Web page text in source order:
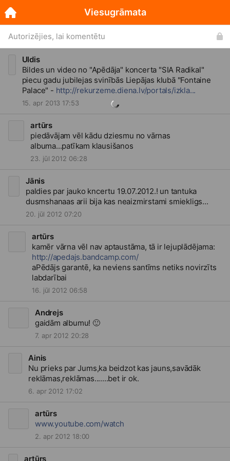
Autorizējies, lai komentētu
Uldis
Bildes un video no "Apēdāja" koncerta "SIA Radikal"
piecu gadu jubilejas svinībās Liepājas klubā "Fontaine
Palace" - http://rekurzeme.diena.lv/portals/izkla...
15. apr 2013 17:53
artūrs
piedāvājam vēl kādu dziesmu no vārnas
albuma...patīkam klausišanos
23. jūl 2012 06:28
Jānis
paldies par jauko kncertu 19.07.2012.! un tantuka
dusmshanaas arii bija kas neaizmirstami smiekligs...
20. jūl 2012 07:20
artūrs
http://apedajs.bandcamp.com/
aPēdājs garantē, ka neviens santīms netiks novirzīts
labdarībai
16. jūl 2012 06:58
Andrejs
gaidām albumu! 🙂
7. apr 2012 20:28
Ainis
Nu prieks par Jums,ka beidzot kas jauns,savādāk
reklāmas,reklāmas.......bet ir ok.
6. apr 2012 17:02
artūrs
www.youtube.com/watch
2. apr 2012 18:00
artūrs
Viesugrāmata